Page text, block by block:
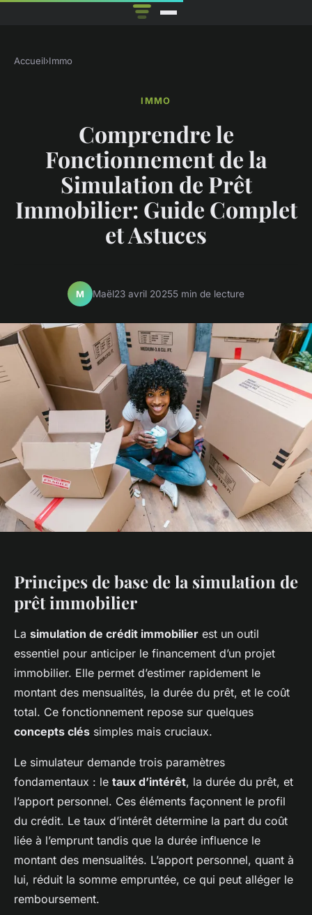
Accueil›Immo
IMMO
Comprendre le
Fonctionnement de la
Simulation de Prêt
Immobilier: Guide Complet
et Astuces
M Maël23 avril 20255 min de lecture
Principes de base de la simulation de
prêt immobilier
La simulation de crédit immobilier est un outil
essentiel pour anticiper le financement d’un projet
immobilier. Elle permet d’estimer rapidement le
montant des mensualités, la durée du prêt, et le coût
total. Ce fonctionnement repose sur quelques
concepts clés simples mais cruciaux.
Le simulateur demande trois paramètres
fondamentaux : le taux d’intérêt, la durée du prêt, et
l’apport personnel. Ces éléments façonnent le profil
du crédit. Le taux d’intérêt détermine la part du coût
liée à l’emprunt tandis que la durée influence le
montant des mensualités. L’apport personnel, quant à
lui, réduit la somme empruntée, ce qui peut alléger le
remboursement.